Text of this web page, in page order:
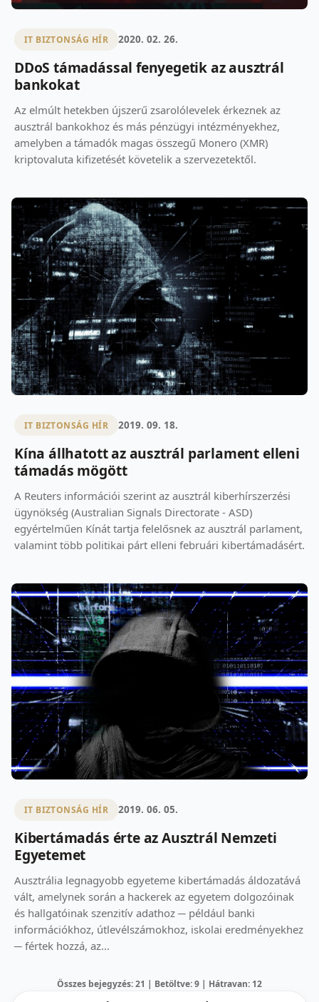
IT BIZTONSÁG HÍR 2020. 02. 26.
DDoS támadással fenyegetik az ausztrál
bankokat
Az elmúlt hetekben újszerű zsarolólevelek érkeznek az
ausztrál bankokhoz és más pénzügyi intézményekhez,
amelyben a támadók magas összegű Monero (XMR)
kriptovaluta kifizetését követelik a szervezetektől.
IT BIZTONSÁG HÍR 2019. 09. 18.
Kína állhatott az ausztrál parlament elleni
támadás mögött
A Reuters információi szerint az ausztrál kiberhírszerzési
ügynökség (Australian Signals Directorate - ASD)
egyértelműen Kínát tartja felelősnek az ausztrál parlament,
valamint több politikai párt elleni februári kibertámadásért.
IT BIZTONSÁG HÍR 2019. 06. 05.
Kibertámadás érte az Ausztrál Nemzeti
Egyetemet
Ausztrália legnagyobb egyeteme kibertámadás áldozatává
vált, amelynek során a hackerek az egyetem dolgozóinak
és hallgatóinak szenzitív adathoz ─ például banki
információkhoz, útlevélszámokhoz, iskolai eredményekhez
─ fértek hozzá, az...
Összes bejegyzés: 21 | Betöltve: 9 | Hátravan: 12